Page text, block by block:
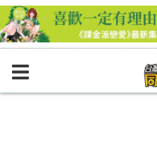
BOOKY書集倉庫